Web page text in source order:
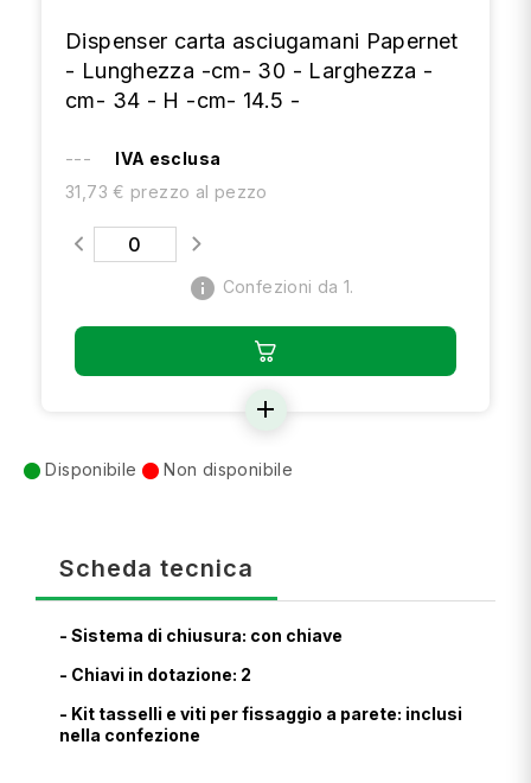
Dispenser carta asciugamani Papernet
- Lunghezza -cm- 30 - Larghezza -
cm- 34 - H -cm- 14.5 -
---
IVA esclusa
31,73 € prezzo al pezzo
info Confezioni da 1.
add
Disponibile Non disponibile
Scheda tecnica
- Sistema di chiusura: con chiave
- Chiavi in dotazione: 2
- Kit tasselli e viti per fissaggio a parete: inclusi
nella confezione